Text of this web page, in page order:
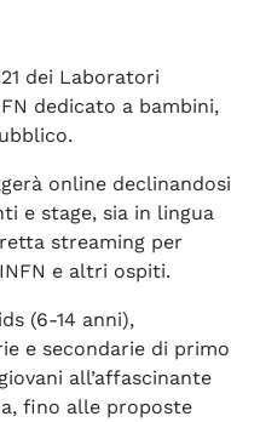
dei Laboratori
dedicato a bambini,
online declinandosi
e stage, sia in lingua
streaming per
e altri ospiti.
(6-14 anni),
e secondarie di primo
all’affascinante
fino alle proposte